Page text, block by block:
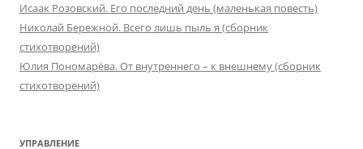
Исаак Розовский. Его последний день (маленькая повесть)
Николай Бережной. Всего лишь пыль я (сборник
стихотворений)
Юлия Пономарёва. От внутреннего – к внешнему (сборник
стихотворений)
УПРАВЛЕНИЕ